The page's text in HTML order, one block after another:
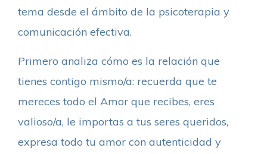
tema desde el ámbito de la psicoterapia y
comunicación efectiva.
Primero analiza cómo es la relación que
tienes contigo mismo/a: recuerda que te
mereces todo el Amor que recibes, eres
valioso/a, le importas a tus seres queridos,
expresa todo tu amor con autenticidad y